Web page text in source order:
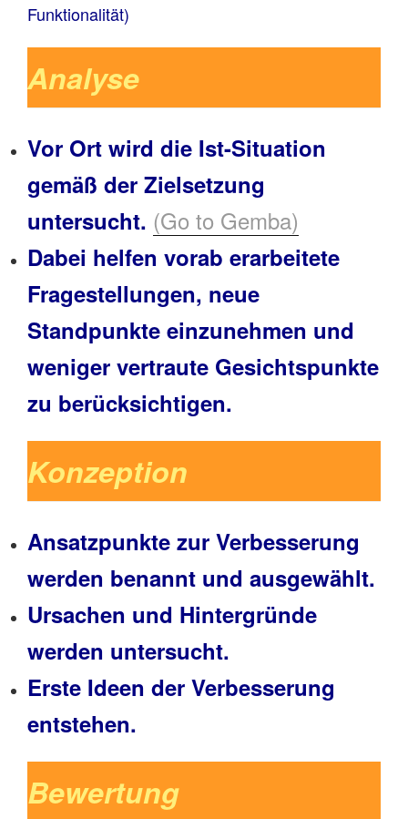
Funktionalität)
Analyse
Vor Ort wird die Ist-Situation
gemäß der Zielsetzung
untersucht. (Go to Gemba)
Dabei helfen vorab erarbeitete
Fragestellungen, neue
Standpunkte einzunehmen und
weniger vertraute Gesichtspunkte
zu berücksichtigen.
Konzeption
Ansatzpunkte zur Verbesserung
werden benannt und ausgewählt.
Ursachen und Hintergründe
werden untersucht.
Erste Ideen der Verbesserung
entstehen.
Bewertung